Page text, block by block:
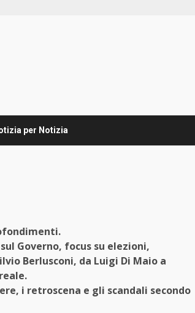
per Notizia
Governo, focus su elezioni,
Berlusconi, da Luigi Di Maio a
i retroscena e gli scandali secondo